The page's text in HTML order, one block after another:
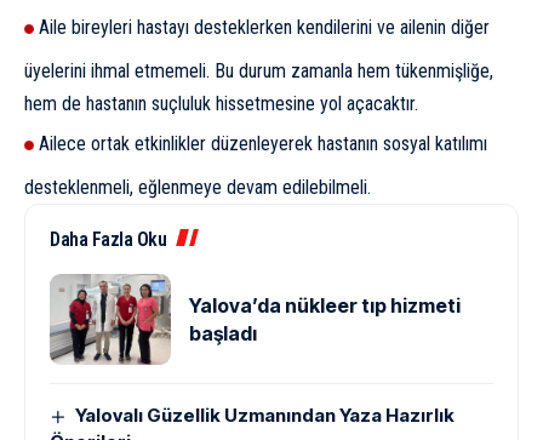
Aile bireyleri hastayı desteklerken kendilerini ve ailenin diğer
üyelerini ihmal etmemeli. Bu durum zamanla hem tükenmişliğe,
hem de hastanın suçluluk hissetmesine yol açacaktır.
Ailece ortak etkinlikler düzenleyerek hastanın sosyal katılımı
desteklenmeli, eğlenmeye devam edilebilmeli.
Daha Fazla Oku
Yalova’da nükleer tıp hizmeti
başladı
Yalovalı Güzellik Uzmanından Yaza Hazırlık